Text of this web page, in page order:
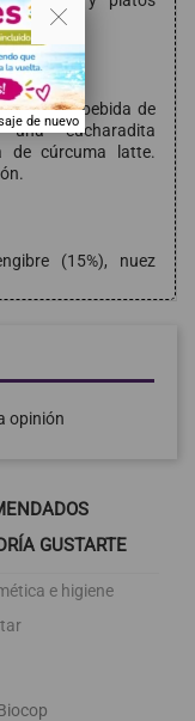
bebida de
cucharadita
de cúrcuma latte.
(15%), nuez
opinión
GUSTARTE
e higiene
de nuevo